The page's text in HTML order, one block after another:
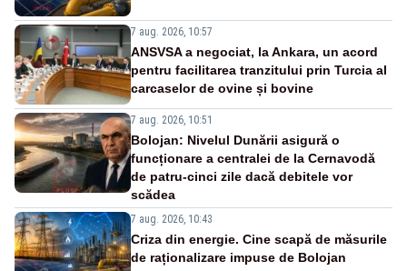
7 aug. 2026, 10:57
ANSVSA a negociat, la Ankara, un acord
pentru facilitarea tranzitului prin Turcia al
carcaselor de ovine și bovine
7 aug. 2026, 10:51
Bolojan: Nivelul Dunării asigură o
funcționare a centralei de la Cernavodă
de patru-cinci zile dacă debitele vor
scădea
7 aug. 2026, 10:43
Criza din energie. Cine scapă de măsurile
de raționalizare impuse de Bolojan